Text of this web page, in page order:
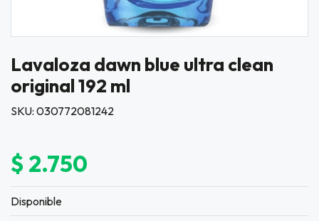
Lavaloza dawn blue ultra clean
original 192 ml
SKU: 030772081242
$ 2.750
Disponible